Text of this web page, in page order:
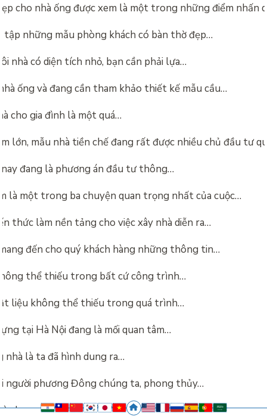
cho nhà ống được xem là một trong những điểm nhấn
tập những mẫu phòng khách có bàn thờ đẹp…
nhà có diện tích nhỏ, bạn cần phải lựa…
ống và đang cần tham khảo thiết kế mẫu cầu…
cho gia đình là một quá…
lớn, mẫu nhà tiền chế đang rất được nhiều chủ đầu tư
đang là phương án đầu tư thông…
là một trong ba chuyện quan trọng nhất của cuộc…
thức làm nền tảng cho việc xây nhà diễn ra…
đến cho quý khách hàng những thông tin…
thể thiếu trong bất cứ công trình…
liệu không thể thiếu trong quá trình…
tại Hà Nội đang là mối quan tâm…
nhà là ta đã hình dung ra…
người phương Đông chúng ta, phong thủy…
phong thủy nhà ở là yếu tố vô…